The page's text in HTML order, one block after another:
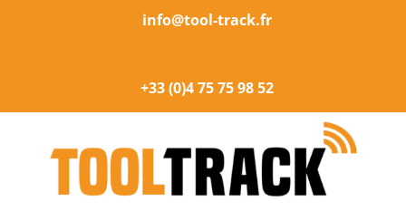
info@tool-track.fr
+33 (0)4 75 75 98 52